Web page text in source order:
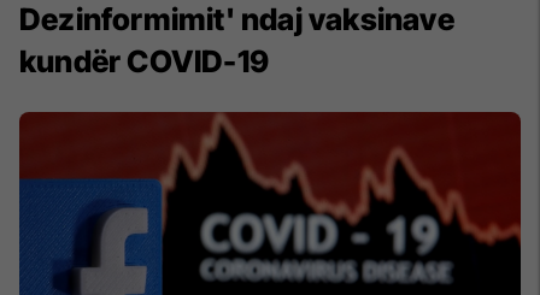
Dezinformimit' ndaj vaksinave
kundër COVID-19